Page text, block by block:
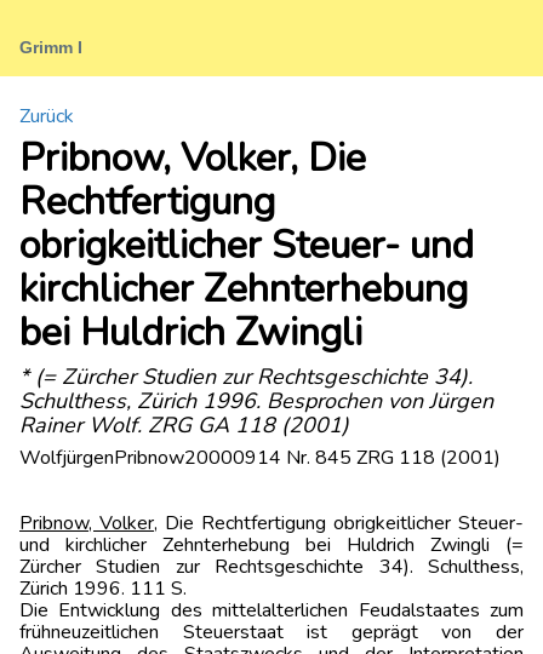
Grimm I
Zurück
Pribnow, Volker, Die
Rechtfertigung
obrigkeitlicher Steuer- und
kirchlicher Zehnterhebung
bei Huldrich Zwingli
* (= Zürcher Studien zur Rechtsgeschichte 34).
Schulthess, Zürich 1996. Besprochen von Jürgen
Rainer Wolf. ZRG GA 118 (2001)
WolfjürgenPribnow20000914 Nr. 845 ZRG 118 (2001)
Pribnow, Volker, Die Rechtfertigung obrigkeitlicher Steuer-
und kirchlicher Zehnterhebung bei Huldrich Zwingli (=
Zürcher Studien zur Rechtsgeschichte 34). Schulthess,
Zürich 1996. 111 S.
Die Entwicklung des mittelalterlichen Feudalstaates zum
frühneuzeitlichen Steuerstaat ist geprägt von der